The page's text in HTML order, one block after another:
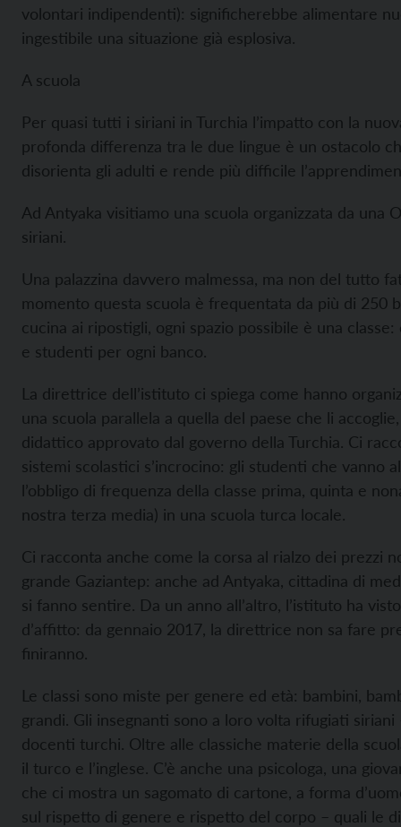
volontari indipendenti): significherebbe alimentare
ingestibile una situazione già esplosiva.
A scuola
Per quasi tutti i siriani in Turchia l’impatto con la
profonda differenza tra le due lingue è un ostacolo
disorienta gli adulti e rende più difficile
Ad Antyaka visitiamo una scuola organizzata da una
siriani.
Una palazzina davvero malmessa, ma non del tutto
momento questa scuola è frequentata da più di 250
cucina ai ripostigli, ogni spazio possibile è una
e studenti per ogni banco.
La direttrice dell’istituto ci spiega come hanno
una scuola parallela a quella del paese che li
didattico approvato dal governo della Turchia. Ci
sistemi scolastici s’incrocino: gli studenti che vanno
l’obbligo di frequenza della classe prima, quinta e
nostra terza media) in una scuola turca locale.
Ci racconta anche come la corsa al rialzo dei prezzi
grande Gaziantep: anche ad Antyaka, cittadina di
si fanno sentire. Da un anno all’altro, l’istituto ha
d’affitto: da gennaio 2017, la direttrice non sa fare
finiranno.
Le classi sono miste per genere ed età: bambini,
grandi. Gli insegnanti sono a loro volta rifugiati
docenti turchi. Oltre alle classiche materie della
il turco e l’inglese. C’è anche una psicologa, una
che ci mostra un sagomato di cartone, a forma
sul rispetto di genere e rispetto del corpo – quali le